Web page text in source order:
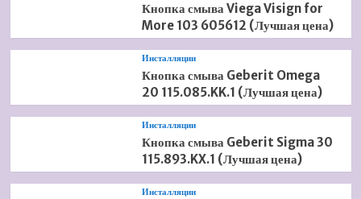
Кнопка смыва Viega Visign for
More 103 605612 (Лучшая цена)
Инсталляции
Кнопка смыва Geberit Omega
20 115.085.KK.1 (Лучшая цена)
Инсталляции
Кнопка смыва Geberit Sigma 30
115.893.KX.1 (Лучшая цена)
Инсталляции